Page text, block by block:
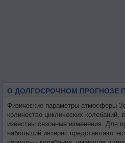
Физические параметры атмосферы
количество циклических колебаний,
известны сезонные изменения. Для
набольший интерес представляют